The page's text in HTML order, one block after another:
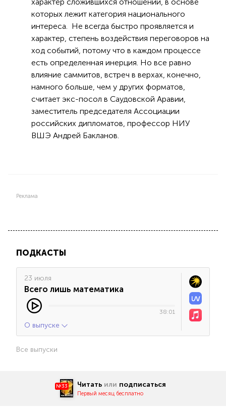
которых лежит категория национального
интереса. Не всегда быстро проявляется и
характер, степень воздействия переговоров на
ход событий, потому что в каждом процессе
есть определенная инерция. Но все равно
влияние саммитов, встреч в верхах, конечно,
намного больше, чем у других форматов,
считает экс-посол в Саудовской Аравии,
заместитель председателя Ассоциации
российских дипломатов, профессор НИУ
ВШЭ Андрей Бакланов.
Реклама
ПОДКАСТЫ
23 июля
Всего лишь математика
38:01
О выпуске
Все выпуски
№33 Читать или подписаться
Первый месяц бесплатно